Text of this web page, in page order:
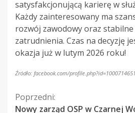
satysfakcjonującą karierę w
Każdy zainteresowany ma
rozwój zawodowy oraz
zatrudnienia. Czas na decyzję
okazja już w lutym 2026 roku!
Źródło: facebook.com/
Kontynuuj
Poprzedni:
Nowy zarząd OSP w Czarnej